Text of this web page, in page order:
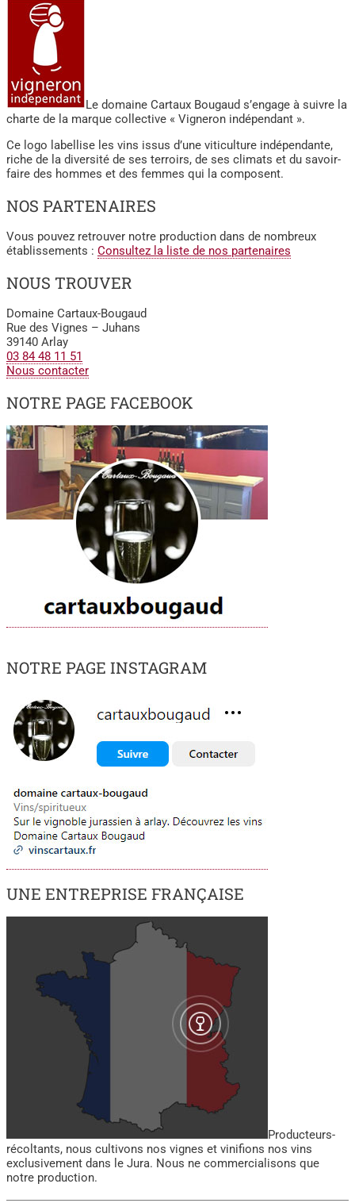
Le domaine Cartaux Bougaud s’engage à suivre la
charte de la marque collective « Vigneron indépendant ».
Ce logo labellise les vins issus d’une viticulture indépendante,
riche de la diversité de ses terroirs, de ses climats et du savoir-
faire des hommes et des femmes qui la composent.
NOS PARTENAIRES
Vous pouvez retrouver notre production dans de nombreux
établissements : Consultez la liste de nos partenaires
NOUS TROUVER
Domaine Cartaux-Bougaud
Rue des Vignes – Juhans
39140 Arlay
03 84 48 11 51
Nous contacter
NOTRE PAGE FACEBOOK
NOTRE PAGE INSTAGRAM
UNE ENTREPRISE FRANÇAISE
Producteurs-
récoltants, nous cultivons nos vignes et vinifions nos vins
exclusivement dans le Jura. Nous ne commercialisons que
notre production.